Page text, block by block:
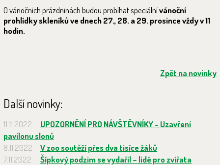
O vánočních prázdninách budou probíhat speciálnívánoční
prohlídky skleníků ve dnech 27., 28. a 29. prosince vždy v 11
hodin.
Zpět na novinky
Další novinky:
11.11.2022
UPOZORNĚNÍ PRO NÁVŠTĚVNÍKY - Uzavření
pavilonu slonů
8.11.2022
V zoo soutěží přes dva tisíce žáků
7.11.2022
Šípkový podzim se vydařil – lidé pro zvířata